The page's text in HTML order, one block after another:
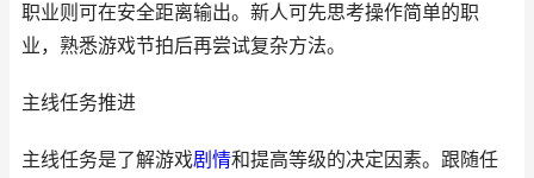
职业则可在安全距离输出。新人可先思考操作简单的职
业，熟悉游戏节拍后再尝试复杂方法。
主线任务推进
主线任务是了解游戏剧情和提高等级的决定因素。跟随任